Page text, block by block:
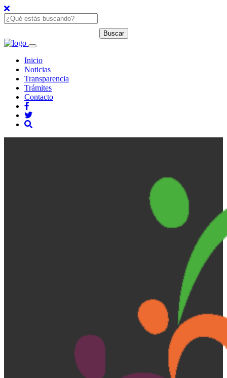
Inicio
Noticias
Transparencia
Trámites
Contacto